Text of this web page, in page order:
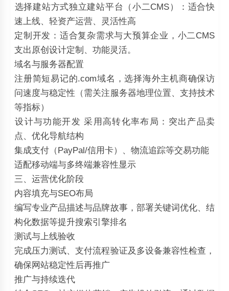
‌选择建站方式独立建站平台（小二CMS）：适合快
速上线、轻资产运营、灵活性高
定制开发：适合复杂需求与大预算企业，小二CMS
支出原创设计定制、功能灵活。
‌域名与服务器配置‌
注册简短易记的.com域名，选择海外主机商确保访
问速度与稳定性（需关注服务器地理位置、支持技术
等指标）
‌设计与功能开发‌ 采用高转化率布局：突出产品卖
点、优化导航结构
集成支付（PayPal/信用卡）、物流追踪等交易功能
适配移动端与多终端兼容性显示
三、运营优化阶段
‌内容填充与SEO布局‌
编写专业产品描述与品牌故事，部署关键词优化、结
构化数据等提升搜索引擎排名
‌测试与上线验收‌
完成压力测试、支付流程验证及多设备兼容性检查，
确保网站稳定性后再推广
‌推广与持续迭代‌